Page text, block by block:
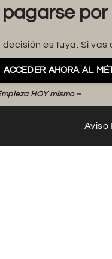
por
decisión es tuya. Si
ACCEDER AHORA AL
HOY mismo –
Aviso